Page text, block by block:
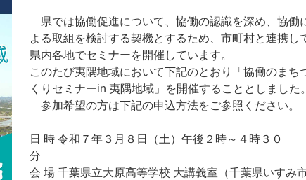
県では協働促進について、協働の認識を深め、協働
よる取組を検討する契機とするため、市町村と連携し
県内各地でセミナーを開催しています。
このたび夷隅地域において下記のとおり「協働のまち
くりセミナーin 夷隅地域」を開催することとしました。
参加希望の方は下記の申込方法をご参照ください。
日 時 令和７年３月８日（土）午後２時～４時３０
分
会 場 千葉県立大原高等学校 大講義室（千葉県いすみ